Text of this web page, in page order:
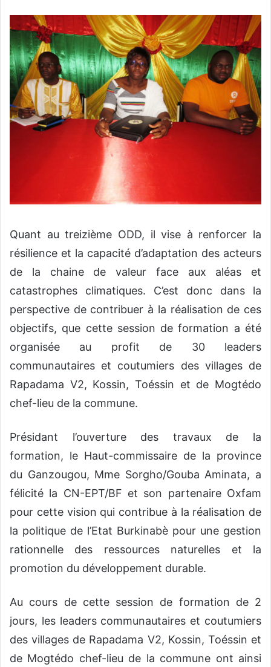
Quant au treizième ODD, il vise à renforcer la
résilience et la capacité d’adaptation des acteurs
de la chaine de valeur face aux aléas et
catastrophes climatiques. C’est donc dans la
perspective de contribuer à la réalisation de ces
objectifs, que cette session de formation a été
organisée au profit de 30 leaders
communautaires et coutumiers des villages de
Rapadama V2, Kossin,Toéssin et de Mogtédo
chef-lieu de la commune.
Présidant
l’ouverture des travaux de la
formation, le Haut-commissaire de la province
du Ganzougou, Mme Sorgho/Gouba Aminata, a
félicité la CN-EPT/BF et son partenaire Oxfam
pour cette vision qui contribue à la réalisation de
la politique de l’Etat Burkinabè pour une gestion
rationnelle des ressources naturelles et la
promotion du développement durable.
Au cours de cette session de formation de 2
jours, les leaders communautaires et coutumiers
des villages de Rapadama V2, Kossin, Toéssin et
de Mogtédo chef-lieu de la commune ont ainsi